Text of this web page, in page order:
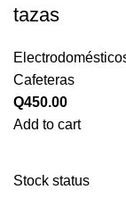
Stock status
tazas
Cafeteras
Q450.00
Add to cart